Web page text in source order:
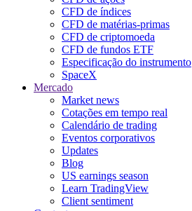
CFD de índices
CFD de matérias-primas
CFD de criptomoeda
CFD de fundos ETF
Especificação do instrumento
SpaceX
Mercado
Market news
Cotações em tempo real
Calendário de trading
Eventos corporativos
Updates
Blog
US earnings season
Learn TradingView
Client sentiment